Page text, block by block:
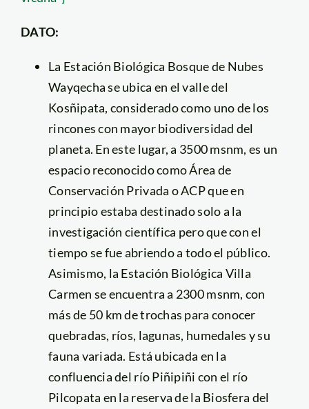
DATO:
La Estación Biológica Bosque de Nubes
Wayqecha se ubica en el valle del
Kosñipata, considerado como uno de los
rincones con mayor biodiversidad del
planeta. En este lugar, a 3500 msnm, es un
espacio reconocido como Área de
Conservación Privada o ACP que en
principio estaba destinado solo a la
investigación científica pero que con el
tiempo se fue abriendo a todo el público.
Asimismo, la Estación Biológica Villa
Carmen se encuentra a 2300 msnm, con
más de 50 km de trochas para conocer
quebradas, ríos, lagunas, humedales y su
fauna variada. Está ubicada en la
confluencia del río Piñipiñi con el río
Pilcopata en la reserva de la Biosfera del